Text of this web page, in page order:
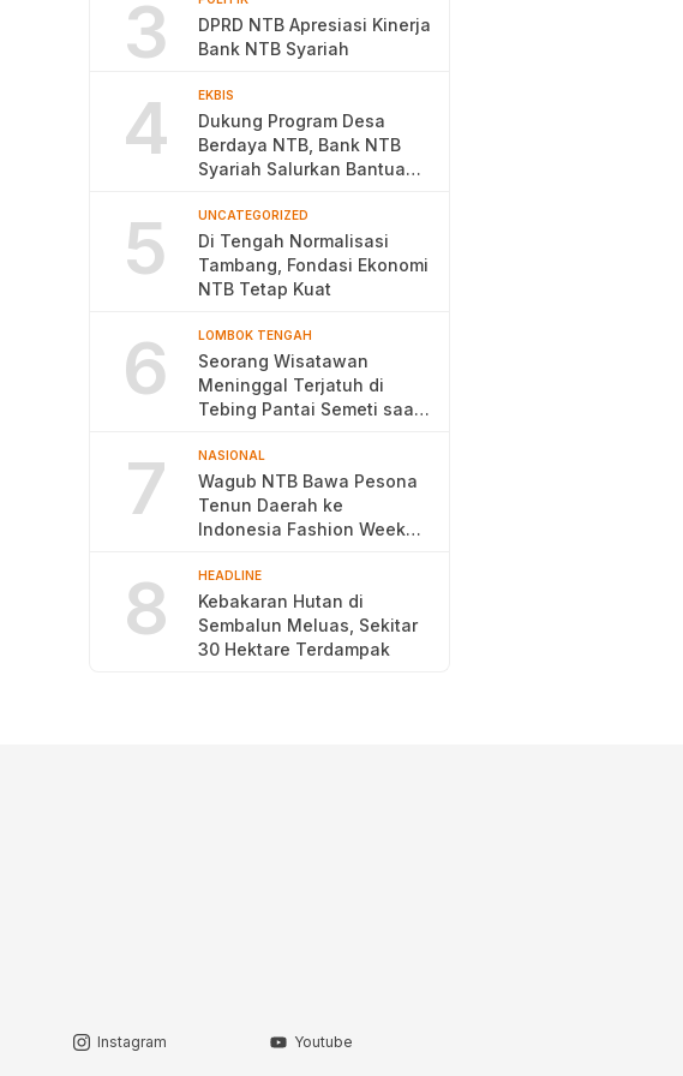
3
DPRD NTB Apresiasi Kinerja
Bank NTB Syariah
4 EKBIS
Dukung Program Desa
Berdaya NTB, Bank NTB
Syariah Salurkan Bantuan
5 UNCATEGORIZED
Di Tengah Normalisasi
Tambang, Fondasi Ekonomi
NTB Tetap Kuat
6 LOMBOK TENGAH
Seorang Wisatawan
Meninggal Terjatuh di
Tebing Pantai Semeti saat
7 NASIONAL
Wagub NTB Bawa Pesona
Tenun Daerah ke
Indonesia Fashion Week
8 HEADLINE
Kebakaran Hutan di
Sembalun Meluas, Sekitar
30 Hektare Terdampak
Instagram
Youtube